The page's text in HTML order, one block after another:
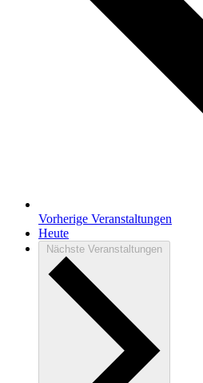
Vorherige Veranstaltungen
Heute
Nächste Veranstaltungen